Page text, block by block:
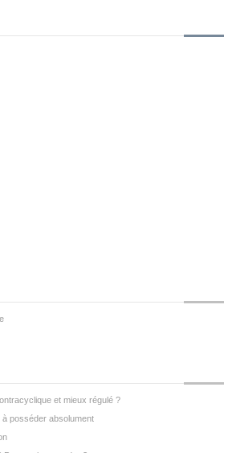
et mieux régulé ?
posséder absolument